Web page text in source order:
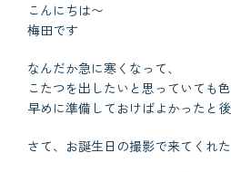
こんにちは〜
梅田です
なんだか急に寒くなって、
こたつを出したいと思っていても
早めに準備しておけばよかったと
さて、お誕生日の撮影で来てくれ